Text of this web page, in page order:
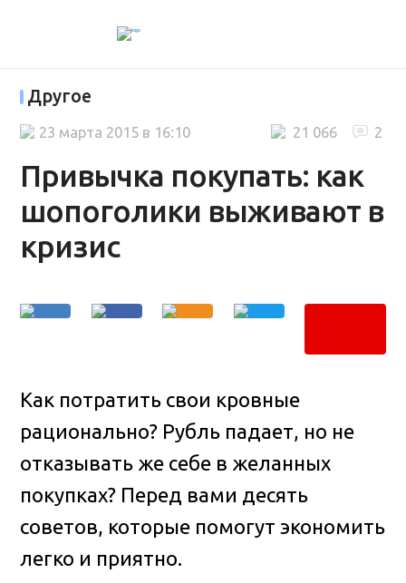
Другое
Привычка покупать: как
шопоголики выживают в
кризис
2
21 066
23 марта 2015 в 16:10
Как потратить свои кровные
рационально? Рубль падает, но не
отказывать же себе в желанных
покупках? Перед вами десять
советов, которые помогут экономить
легко и приятно.